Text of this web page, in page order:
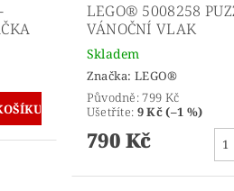
LEGO® 5008258
VÁNOČNÍ VLAK
Skladem
Značka:LEGO®
Původně:799 Kč
Ušetříte: 9 Kč (–1 %)
790 Kč